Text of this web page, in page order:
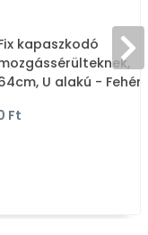
kapaszkodó
U alakú - Fehér
Ft